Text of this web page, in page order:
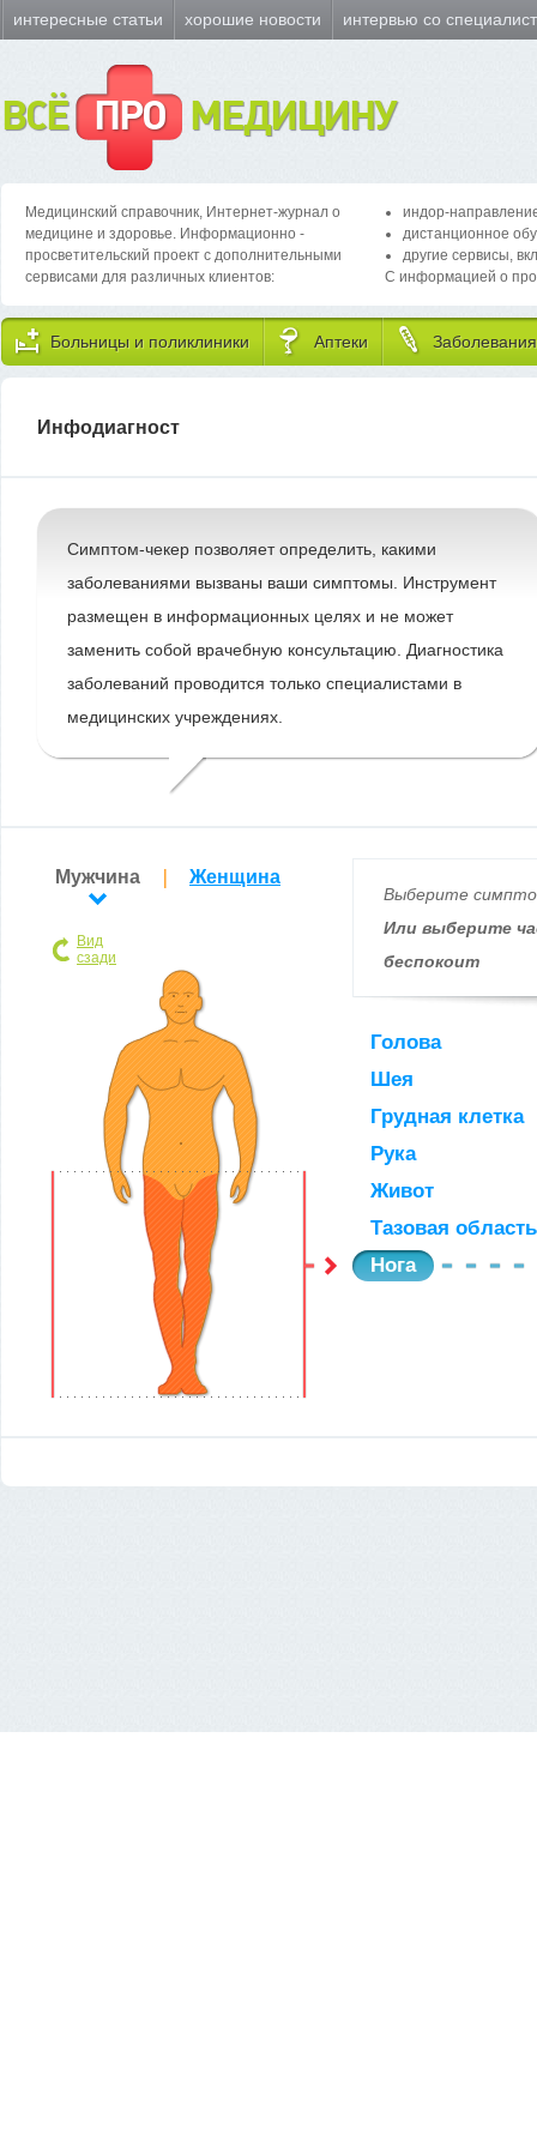
интересные статьи хорошие новости интервью со
ВСЁ ПРО МЕДИЦИНУ
Медицинский справочник, Интернет-журнал о
медицине и здоровье. Информационно -
просветительский проект с дополнительными
сервисами для различных клиентов:
индор-
дистанционное
другие сервисы,
С информацией о
Больницы и поликлиники Аптеки Заболевания
Инфодиагност
Симптом-чекер позволяет определить, какими
заболеваниями вызваны ваши симптомы. Инструмент
размещен в информационных целях и не может
заменить собой врачебную консультацию. Диагностика
заболеваний проводится только специалистами в
медицинских учреждениях.
Выберите
Или выберите
беспокоит
Голова
Шея
Грудная клетка
Рука
Живот
Тазовая область
Нога
Мужчина Женщина
Вид
сзади